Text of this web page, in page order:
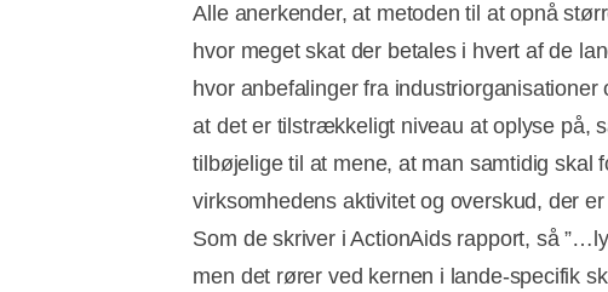
Alle anerkender, at metoden til at opnå
hvor meget skat der betales i hvert af de
hvor anbefalinger fra
at det er tilstrækkeligt niveau at oplyse på,
tilbøjelige til at mene, at man samtidig skal
virksomhedens aktivitet og overskud, der
Som de skriver i ActionAids rapport, så
men det rører ved kernen i lande-specifik